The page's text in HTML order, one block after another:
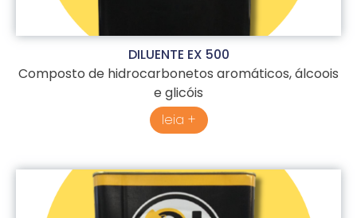
DILUENTE EX 500
Composto de hidrocarbonetos aromáticos, álcoois
e glicóis
leia +